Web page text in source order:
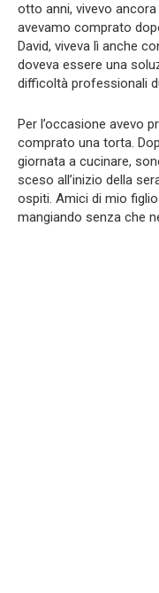
otto anni, vivevo
avevamo comprato
David, viveva lì anche
doveva essere una
difficoltà professionali
Per l’occasione avevo
comprato una torta.
giornata a cucinare,
sceso all’inizio della
ospiti. Amici di mio
mangiando senza che